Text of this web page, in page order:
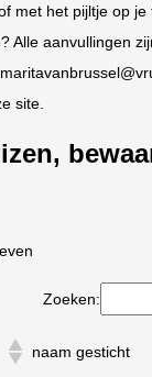
met het pijltje op
Alle aanvullingen
site.
Zoeken:
naam gesticht